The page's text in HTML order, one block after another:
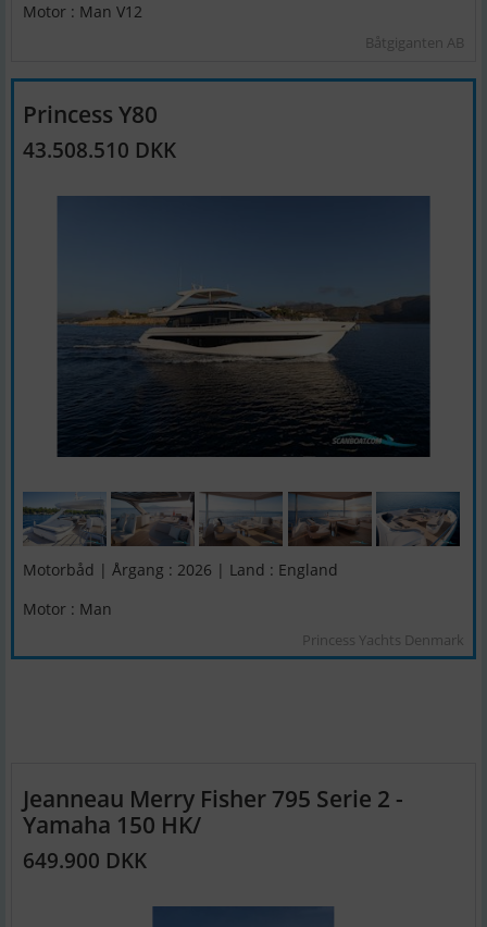
Motor : Man V12
Båtgiganten AB
Princess Y80
43.508.510 DKK
Motorbåd | Årgang : 2026 | Land : England
Motor : Man
Princess Yachts Denmark
Jeanneau Merry Fisher 795 Serie 2 -
Yamaha 150 HK/
649.900 DKK